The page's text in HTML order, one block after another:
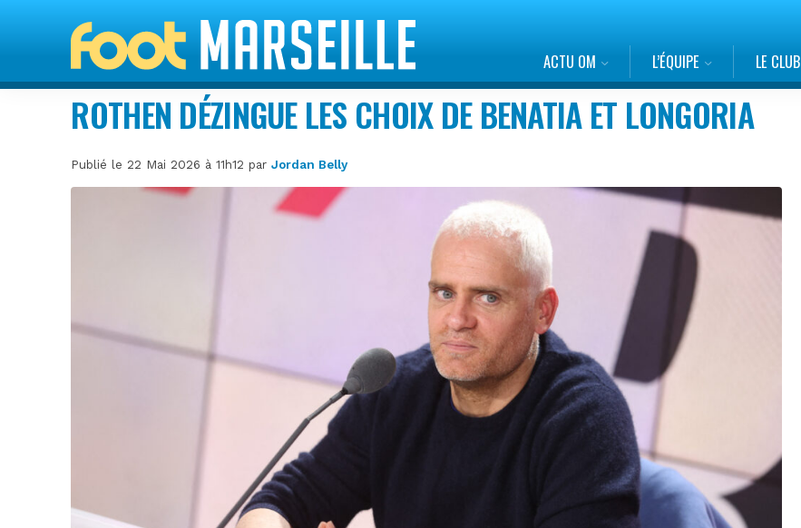
ACTU OM L’ÉQUIPE LE CLUB
ROTHEN DÉZINGUE LES CHOIX DE BENATIA ET LONGORIA
Publié le 22 Mai 2026 à 11h12 parJordan Belly